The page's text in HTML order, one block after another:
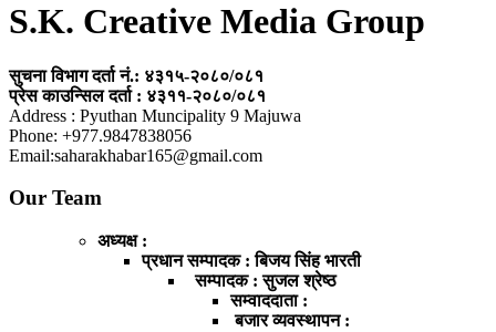
S.K. Creative Media Group
सुचना विभाग दर्ता नं.: ४३१५-२०८०/०८१
प्रेस काउन्सिल दर्ता : ४३११-२०८०/०८१
Address : Pyuthan Muncipality 9 Majuwa
Phone: +977.9847838056
Email:saharakhabar165@gmail.com
Our Team
अध्यक्ष :
प्रधान सम्पादक : बिजय सिंह भारती
सम्पादक : सुजल श्रेष्ठ
सम्वाददाता :
बजार व्यवस्थापन :